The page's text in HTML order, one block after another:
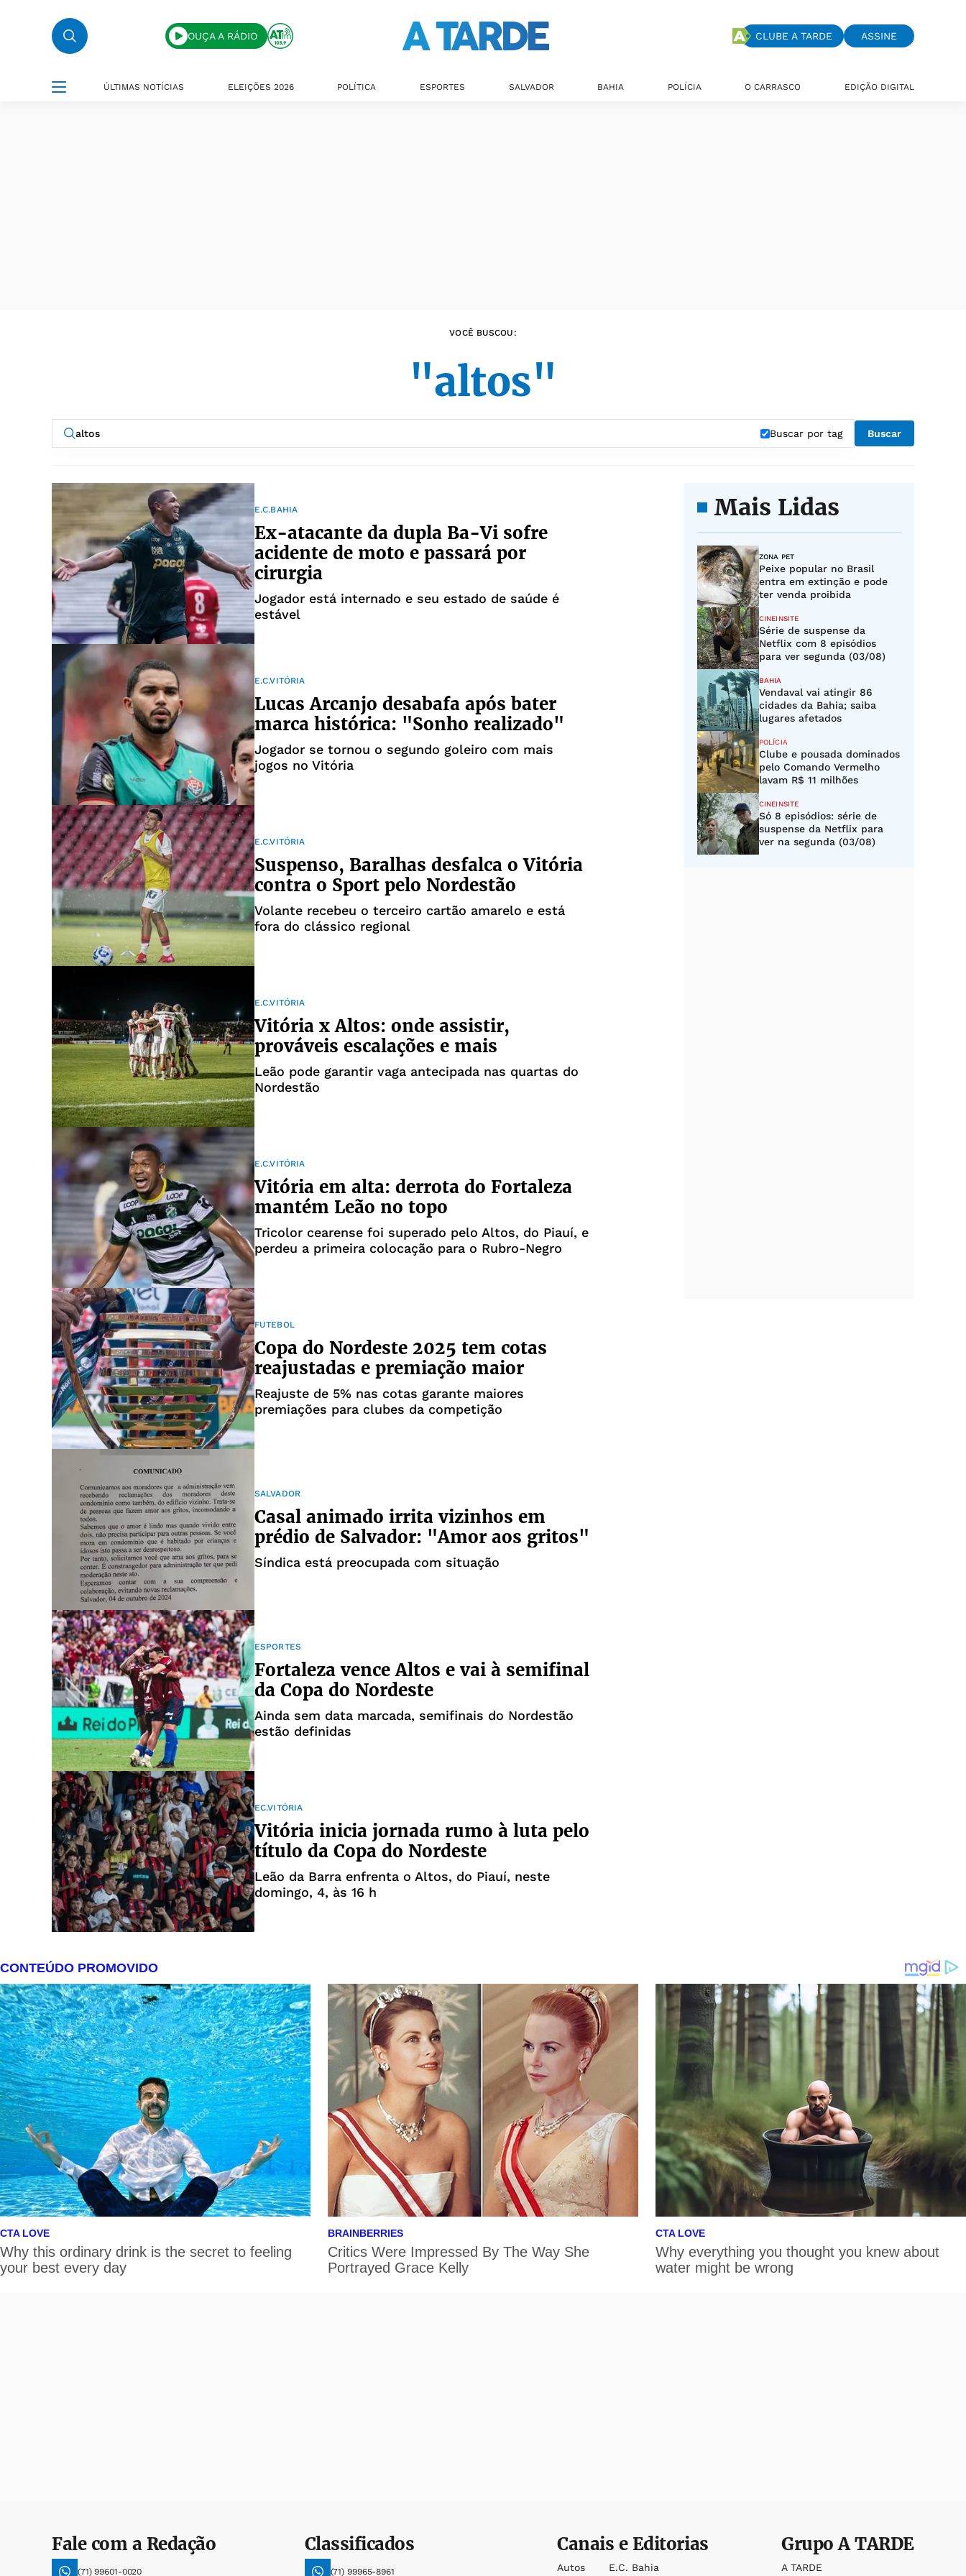
OUÇA A RÁDIO CLUBE A TARDE ASSINE
ÚLTIMAS NOTÍCIAS ELEIÇÕES 2026 POLÍTICA ESPORTES SALVADOR BAHIA POLÍCIA O CARRASCO EDIÇÃO DIGITAL
VOCÊ BUSCOU:
"altos"
Buscar por tag Buscar
E.C.BAHIA
Ex-atacante da dupla Ba-Vi sofre
acidente de moto e passará por
cirurgia
Jogador está internado e seu estado de saúde é
estável
E.C.VITÓRIA
Lucas Arcanjo desabafa após bater
marca histórica: "Sonho realizado"
Jogador se tornou o segundo goleiro com mais
jogos no Vitória
E.C.VITÓRIA
Suspenso, Baralhas desfalca o Vitória
contra o Sport pelo Nordestão
Volante recebeu o terceiro cartão amarelo e está
fora do clássico regional
E.C.VITÓRIA
Vitória x Altos: onde assistir,
prováveis escalações e mais
Leão pode garantir vaga antecipada nas quartas do
Nordestão
E.C.VITÓRIA
Vitória em alta: derrota do Fortaleza
mantém Leão no topo
Tricolor cearense foi superado pelo Altos, do Piauí, e
perdeu a primeira colocação para o Rubro-Negro
FUTEBOL
Copa do Nordeste 2025 tem cotas
reajustadas e premiação maior
Reajuste de 5% nas cotas garante maiores
premiações para clubes da competição
SALVADOR
Casal animado irrita vizinhos em
prédio de Salvador: "Amor aos gritos"
Síndica está preocupada com situação
ESPORTES
Fortaleza vence Altos e vai à semifinal
da Copa do Nordeste
Ainda sem data marcada, semifinais do Nordestão
estão definidas
EC.VITÓRIA
Vitória inicia jornada rumo à luta pelo
título da Copa do Nordeste
Leão da Barra enfrenta o Altos, do Piauí, neste
domingo, 4, às 16 h
Mais Lidas
ZONA PET
Peixe popular no Brasil
entra em extinção e pode
ter venda proibida
CINEINSITE
Série de suspense da
Netflix com 8 episódios
para ver segunda (03/08)
BAHIA
Vendaval vai atingir 86
cidades da Bahia; saiba
lugares afetados
POLÍCIA
Clube e pousada dominados
pelo Comando Vermelho
lavam R$ 11 milhões
CINEINSITE
Só 8 episódios: série de
suspense da Netflix para
ver na segunda (03/08)
Fale com a Redação
(71) 99601-0020
Classificados
(71) 99965-8961
Canais e Editorias
Autos E.c. Bahia
GrupoA TARDE
A TARDE